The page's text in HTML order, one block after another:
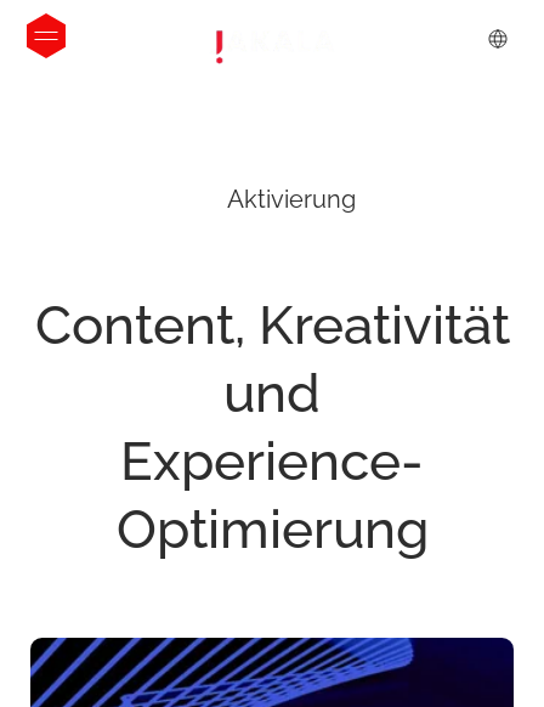
Aktivierung
Content, Kreativität
und
Experience-
Optimierung